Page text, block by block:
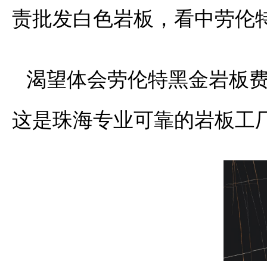
责批发白色岩板，看中劳伦
渴望体会劳伦特黑金岩板
这是珠海专业可靠的岩板工